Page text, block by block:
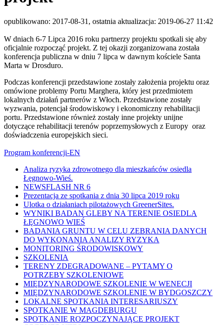
opublikowano: 2017-08-31, ostatnia aktualizacja: 2019-06-27 11:42
W dniach 6-7 Lipca 2016 roku partnerzy projektu spotkali się aby
oficjalnie rozpocząć projekt. Z tej okazji zorganizowana została
konferencja publiczna w dniu 7 lipca w dawnym kościele Santa
Marta w Drosduro.
Podczas konferencji przedstawione zostały założenia projektu oraz
omówione problemy Portu Marghera, który jest przedmiotem
lokalnych działań partnerów z Włoch. Przedstawione zostały
wyzwania, potencjał środowiskowy i ekonomiczny rehabilitacji
portu. Przedstawione również zostały inne projekty unijne
dotyczące rehabilitacji terenów poprzemysłowych z Europy oraz
doświadczenia europejskich sieci.
Program konferencji-EN
Analiza ryzyka zdrowotnego dla mieszkańców osiedla
Łęgnowo-Wieś.
NEWSFLASH NR 6
Prezentacja ze spotkania z dnia 30 lipca 2019 roku
Ulotka o działaniach pilotażowych GreenerSites.
WYNIKI BADAN GLEBY NA TERENIE OSIEDLA
ŁĘGNOWO WIEŚ
BADANIA GRUNTU W CELU ZEBRANIA DANYCH
DO WYKONANIA ANALIZY RYZYKA
MONITORING ŚRODOWISKOWY
SZKOLENIA
TERENY ZDEGRADOWANE – PYTAMY O
POTRZEBY SZKOLENIOWE
MIĘDZYNARODOWE SZKOLENIE W WENECJI
MIĘDZYNARODOWE SZKOLENIE W BYDGOSZCZY
LOKALNE SPOTKANIA INTERESARIUSZY
SPOTKANIE W MAGDEBURGU
SPOTKANIE ROZPOCZYNAJĄCE PROJEKT